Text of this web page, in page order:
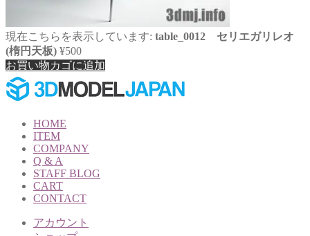
現在こちらを表示しています: table_0012 セリエガリレオ
(楕円天板) ¥500
お買い物カゴに追加
HOME
ITEM
COMPANY
Q & A
STAFF BLOG
CART
CONTACT
アカウント